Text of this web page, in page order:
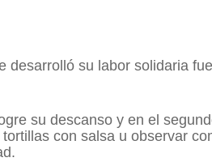
desarrolló su labor solidaria
su descanso y en el
con salsa u observar